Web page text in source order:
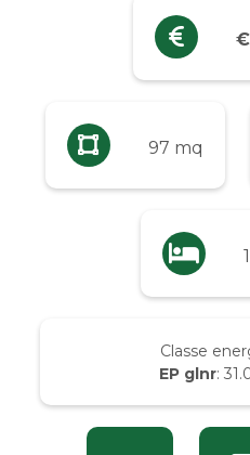
97 mq
Classe
EP glnr:
Fino a € 5.000
Da € 5.000 a € 10.000
Da € 20.000 a € 50.000
Da € 50.000 a € 100.000
Da € 100.000 a €